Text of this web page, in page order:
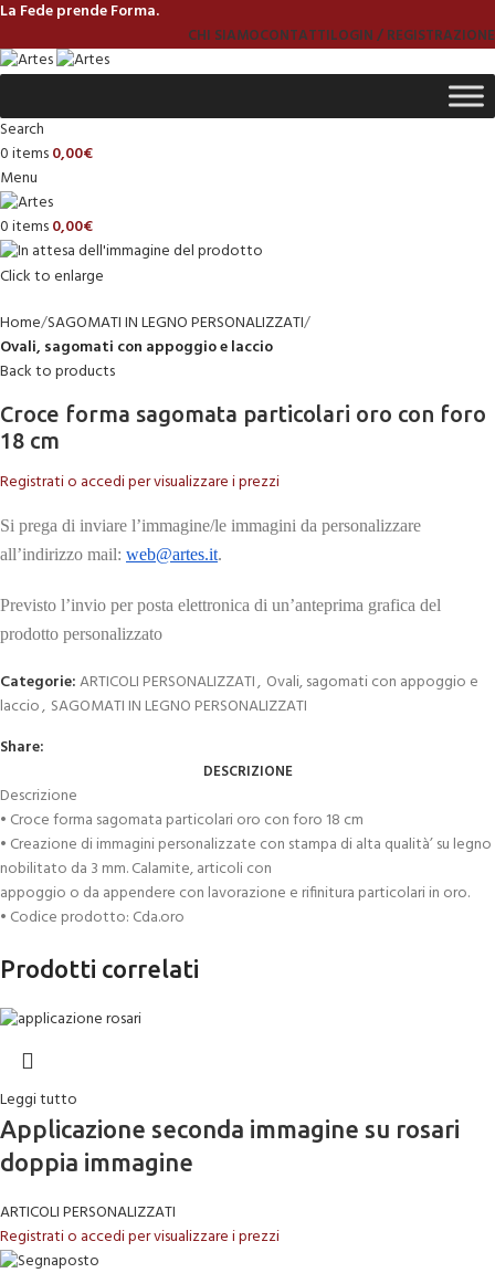
La Fede prende Forma.
CHI SIAMOCONTATTILOGIN / REGISTRAZIONE
Search
0items0,00€
Menu
0items0,00€
Click to enlarge
Home SAGOMATI IN LEGNO PERSONALIZZATI
Ovali, sagomati con appoggio e laccio
Back to products
Croce forma sagomata particolari oro con foro
18 cm
Registrati o accedi per visualizzare i prezzi
Si prega di inviare l’immagine/le immagini da personalizzare
all’indirizzo mail: web@artes.it.
Previsto l’invio per posta elettronica di un’anteprima grafica del
prodotto personalizzato
Categorie:ARTICOLI PERSONALIZZATI, Ovali, sagomati con appoggio e
laccio, SAGOMATI IN LEGNO PERSONALIZZATI
Share:
DESCRIZIONE
Descrizione
• Croce forma sagomata particolari oro con foro 18 cm
• Creazione di immagini personalizzate con stampa di alta qualità’ su legno
nobilitato da 3 mm. Calamite, articoli con
appoggio o da appendere con lavorazione e rifinitura particolari in oro.
• Codice prodotto: Cda.oro
Prodotti correlati
Leggi tutto
Applicazione seconda immagine su rosari
doppia immagine
ARTICOLI PERSONALIZZATI
Registrati o accedi per visualizzare i prezzi